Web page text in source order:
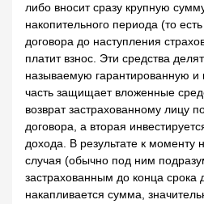
либо вносит сразу крупную
накопительного периода (то
договора до наступления
платит взнос. Эти средства
называемую гарантированную
часть защищает вложенные
возврат застрахованному лицу
договора, а вторая
дохода. В результате к моменту
случая (обычно под ним
застрахованным до конца срока
накапливается сумма,